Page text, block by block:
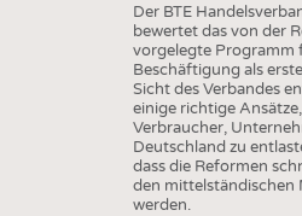
Der BTE
bewertet das von der
vorgelegte
Beschäftigung als
Sicht des Verbandes
einige richtige
Verbraucher,
Deutschland zu
dass die Reformen
den mittelständischen
werden.